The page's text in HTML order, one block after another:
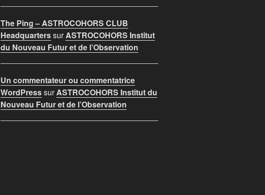
The Ping – ASTROCOHORS CLUB
HeadquarterssurASTROCOHORS Institut
du Nouveau Futur et de l’Observation
Un commentateur ou commentatrice
WordPresssurASTROCOHORS Institut du
Nouveau Futur et de l’Observation